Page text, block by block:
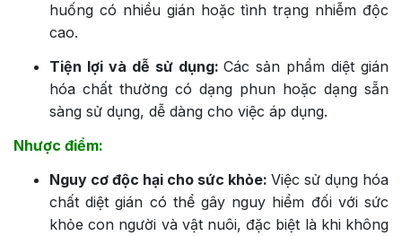
huống có nhiều gián hoặc tình trạng nhiễm độc
cao.
Tiện lợi và dễ sử dụng:Các sản phẩm diệt gián
hóa chất thường có dạng phun hoặc dạng sẵn
sàng sử dụng, dễ dàng cho việc áp dụng.
Nhược điểm:
Nguy cơ độc hại cho sức khỏe: Việc sử dụng hóa
chất diệt gián có thể gây nguy hiểm đối với sức
khỏe con người và vật nuôi, đặc biệt là khi không